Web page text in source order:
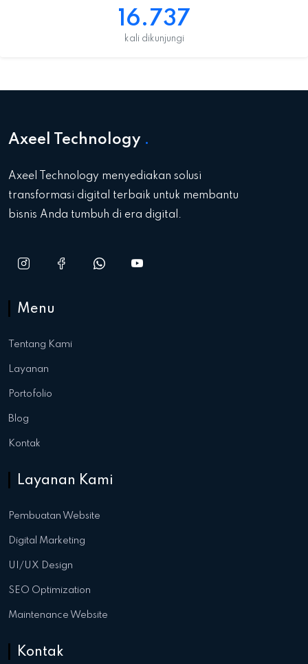
16.737
kali dikunjungi
Axeel Technology .
Axeel Technology menyediakan solusi
transformasi digital terbaik untuk membantu
bisnis Anda tumbuh di era digital.
Menu
Tentang Kami
Layanan
Portofolio
Blog
Kontak
Layanan Kami
Pembuatan Website
Digital Marketing
UI/UX Design
SEO Optimization
Maintenance Website
Kontak